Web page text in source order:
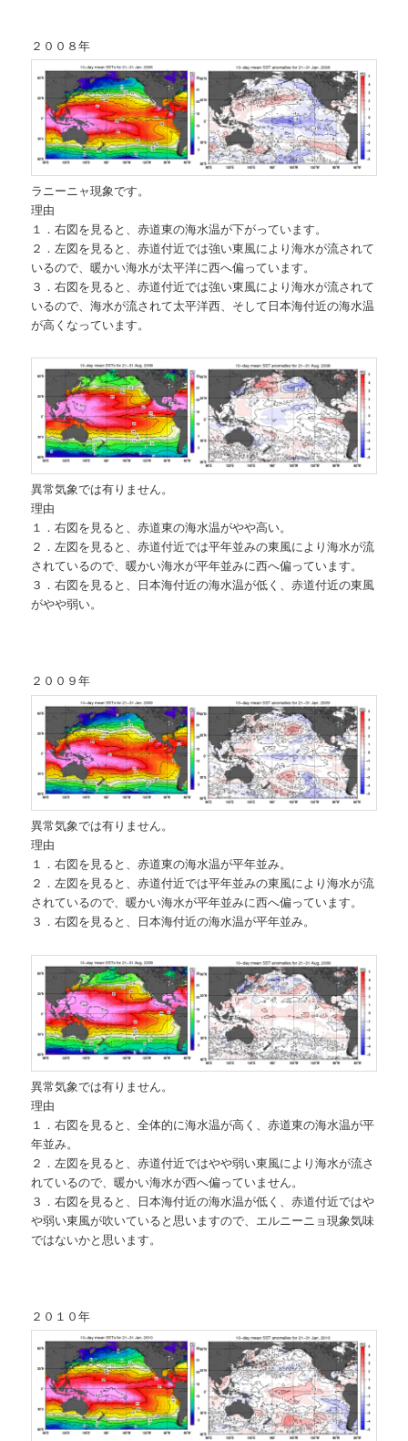
２００８年
ラニーニャ現象です。
理由
１．右図を見ると、赤道東の海水温が下がっています。
２．左図を見ると、赤道付近では強い東風により海水が流されて
いるので、暖かい海水が太平洋に西へ偏っています。
３．右図を見ると、赤道付近では強い東風により海水が流されて
いるので、海水が流されて太平洋西、そして日本海付近の海水温
が高くなっています。
異常気象では有りません。
理由
１．右図を見ると、赤道東の海水温がやや高い。
２．左図を見ると、赤道付近では平年並みの東風により海水が流
されているので、暖かい海水が平年並みに西へ偏っています。
３．右図を見ると、日本海付近の海水温が低く、赤道付近の東風
がやや弱い。
２００９年
異常気象では有りません。
理由
１．右図を見ると、赤道東の海水温が平年並み。
２．左図を見ると、赤道付近では平年並みの東風により海水が流
されているので、暖かい海水が平年並みに西へ偏っています。
３．右図を見ると、日本海付近の海水温が平年並み。
異常気象では有りません。
理由
１．右図を見ると、全体的に海水温が高く、赤道東の海水温が平
年並み。
２．左図を見ると、赤道付近ではやや弱い東風により海水が流さ
れているので、暖かい海水が西へ偏っていません。
３．右図を見ると、日本海付近の海水温が低く、赤道付近ではや
や弱い東風が吹いていると思いますので、エルニーニョ現象気味
ではないかと思います。
２０１０年